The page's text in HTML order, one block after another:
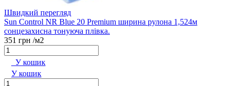
Швидкий перегляд
Sun Control NR Blue 20 Premium ширина рулона 1,524м
сонцезахисна тонуюча плівка.
351 грн /м2
У кошик
У кошик